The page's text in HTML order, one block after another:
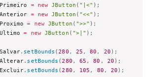
= new JButton ( "|<" ) ;
= new JButton ( "<<" ) ;
= new JButton ( ">>" ) ;
= new JButton ( ">|" ) ;
. setBounds (280 , 25 , 80 , 20 ) ;
. setBounds (280 , 65 , 80 , 20 ) ;
. setBounds (280 , 105 , 80 , 20 ) ;